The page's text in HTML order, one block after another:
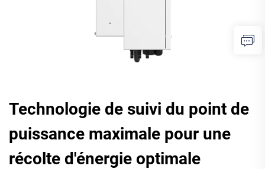
Technologie de suivi du point de
puissance maximale pour une
récolte d'énergie optimale